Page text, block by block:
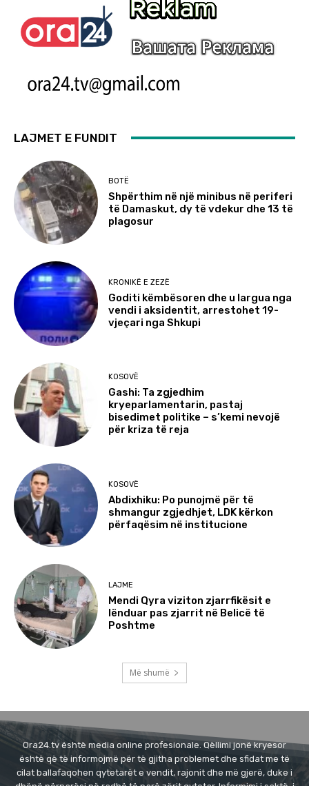
LAJMET E FUNDIT
BOTË
Shpërthim në një minibus në periferi
të Damaskut, dy të vdekur dhe 13 të
plagosur
KRONIKË E ZEZË
Goditi këmbësoren dhe u largua nga
vendi i aksidentit, arrestohet 19-
vjeçari nga Shkupi
KOSOVË
Gashi: Ta zgjedhim
kryeparlamentarin, pastaj
bisedimet politike – s’kemi nevojë
për kriza të reja
KOSOVË
Abdixhiku: Po punojmë për të
shmangur zgjedhjet, LDK kërkon
përfaqësim në institucione
LAJME
Mendi Qyra viziton zjarrfikësit e
lënduar pas zjarrit në Belicë të
Poshtme
Më shumë
Ora24.tv është media online profesionale. Qëllimi jonë kryesor
është që të informojmë për të gjitha problemet dhe sfidat me të
cilat ballafaqohen qytetarët e vendit, rajonit dhe më gjerë, duke i